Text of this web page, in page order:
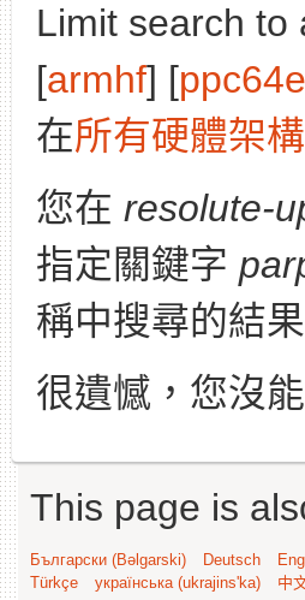
Limit search to
[armhf] [
在所有硬體架構
您在 resolute-
指定關鍵字
稱中搜尋的結果
很遺憾，您沒
This page is
Български (Bəlgarski) Deutsch
Türkçe
українська (ukrajins'ka) 中